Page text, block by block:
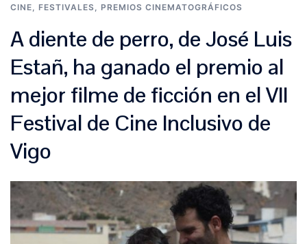
CINE, FESTIVALES, PREMIOS CINEMATOGRÁFICOS
A diente de perro, de José Luis
Estañ, ha ganado el premio al
mejor filme de ficción en el VII
Festival de Cine Inclusivo de
Vigo